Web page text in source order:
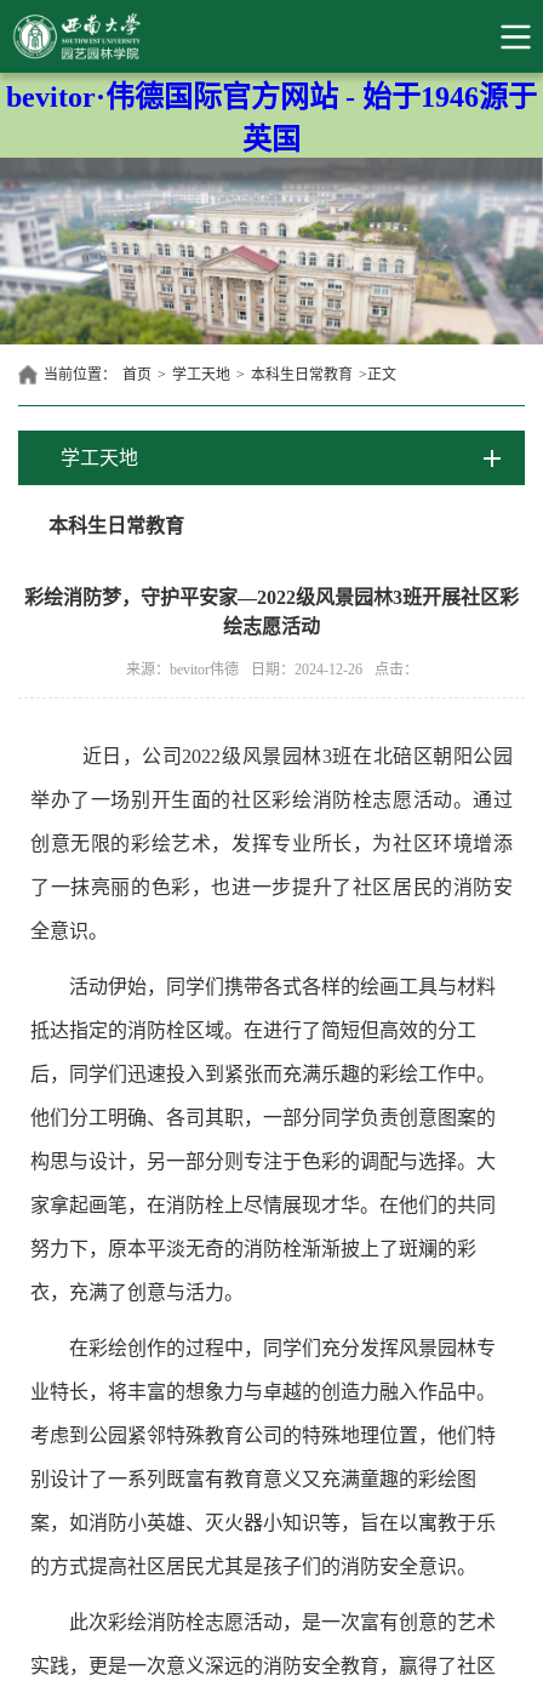
bevitor·伟德国际官方网站 - 始于1946源于
英国
当前位置： 首页 > 学工天地 > 本科生日常教育 >正文
学工天地
本科生日常教育
彩绘消防梦，守护平安家—2022级风景园林3班开展社区彩
绘志愿活动
来源：bevitor伟德 日期：2024-12-26 点击：
近日，公司2022级风景园林3班在北碚区朝阳公园
举办了一场别开生面的社区彩绘消防栓志愿活动。通过
创意无限的彩绘艺术，发挥专业所长，为社区环境增添
了一抹亮丽的色彩，也进一步提升了社区居民的消防安
全意识。
活动伊始，同学们携带各式各样的绘画工具与材料
抵达指定的消防栓区域。在进行了简短但高效的分工
后，同学们迅速投入到紧张而充满乐趣的彩绘工作中。
他们分工明确、各司其职，一部分同学负责创意图案的
构思与设计，另一部分则专注于色彩的调配与选择。大
家拿起画笔，在消防栓上尽情展现才华。在他们的共同
努力下，原本平淡无奇的消防栓渐渐披上了斑斓的彩
衣，充满了创意与活力。
在彩绘创作的过程中，同学们充分发挥风景园林专
业特长，将丰富的想象力与卓越的创造力融入作品中。
考虑到公园紧邻特殊教育公司的特殊地理位置，他们特
别设计了一系列既富有教育意义又充满童趣的彩绘图
案，如消防小英雄、灭火器小知识等，旨在以寓教于乐
的方式提高社区居民尤其是孩子们的消防安全意识。
此次彩绘消防栓志愿活动，是一次富有创意的艺术
实践，更是一次意义深远的消防安全教育，赢得了社区